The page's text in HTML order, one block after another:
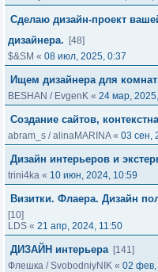
Сделаю дизайн-проект
дизайнера.
[48]
$&SM « 08 июл, 2025, 0:37
Ищем дизайнера для
BESHAN / EvgenK « 24 мар,
Создание сайтов,
abram_s /alinaMARINA« 03 сен,
Дизайн интерьеров и
trini4ka « 10 июн, 2024, 10:59
Визитки. Флаера. Дизайн
[10]
LDS « 21 апр, 2024, 11:50
ДИЗАЙН интерьера [141]
Флешка /SvobodniyNIK « 02 фев,